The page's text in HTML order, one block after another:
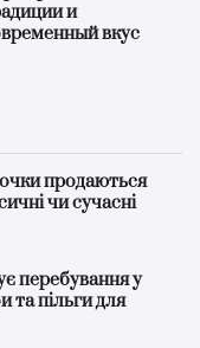
и
вкус
продаються
чи сучасні
перебування у
та пільги для